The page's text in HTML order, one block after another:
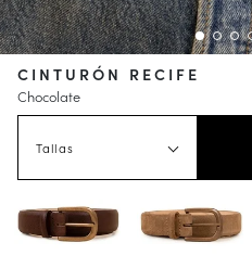
CINTURÓN RECIFE
Chocolate
Tallas